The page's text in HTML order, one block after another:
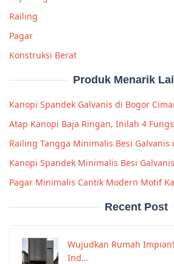
Railing
Pagar
Konstruksi Berat
Produk Menarik
Kanopi Spandek Galvanis di Bogor
Atap Kanopi Baja Ringan, Inilah 4
Railing Tangga Minimalis Besi Galvanis
Kanopi Spandek Minimalis Besi
Pagar Minimalis Cantik Modern Motif
Recent Post
Wujudkan Rumah
Ind…